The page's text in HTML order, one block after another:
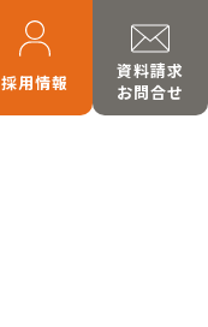
採用情報
資料請求
お問合せ